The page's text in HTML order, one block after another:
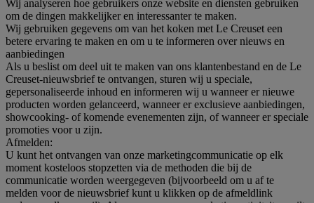
Wij analyseren hoe gebruikers onze website en diensten gebruiken
om de dingen makkelijker en interessanter te maken.
Wij gebruiken gegevens om van het koken met Le Creuset een
betere ervaring te maken en om u te informeren over nieuws en
aanbiedingen
Als u beslist om deel uit te maken van ons klantenbestand en de Le
Creuset-nieuwsbrief te ontvangen, sturen wij u speciale,
gepersonaliseerde inhoud en informeren wij u wanneer er nieuwe
producten worden gelanceerd, wanneer er exclusieve aanbiedingen,
showcooking- of komende evenementen zijn, of wanneer er speciale
promoties voor u zijn.
Afmelden:
U kunt het ontvangen van onze marketingcommunicatie op elk
moment kosteloos stopzetten via de methoden die bij de
communicatie worden weergegeven (bijvoorbeeld om u af te
melden voor de nieuwsbrief kunt u klikken op de afmeldlink